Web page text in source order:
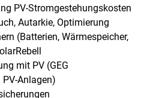
PV-Stromgestehungskosten
Autarkie, Optimierung
(Batterien, Wärmespeicher,
mit PV (GEG
Anlagen)